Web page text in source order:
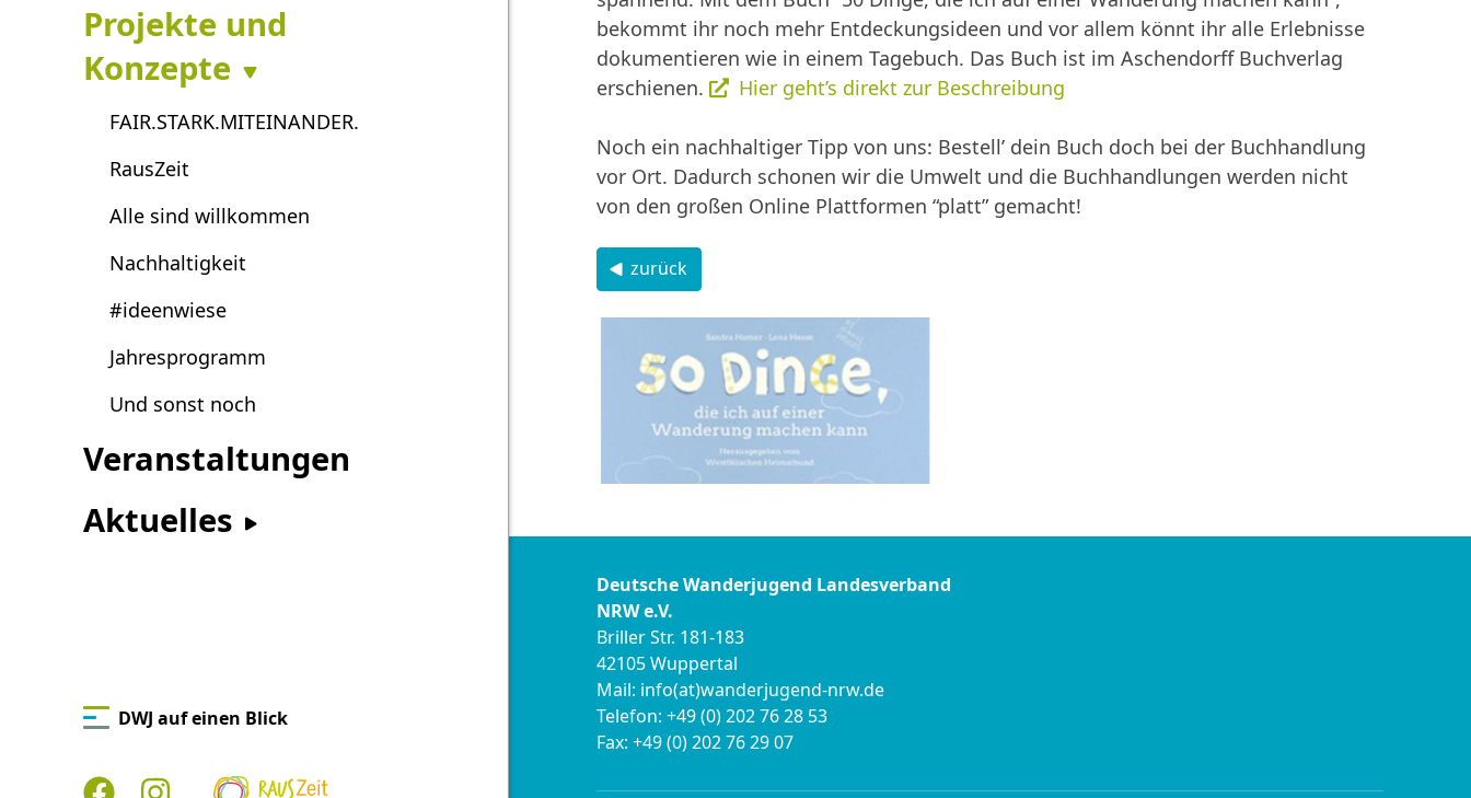
Projekte und
Konzepte
FAIR.STARK.MITEINANDER.
RausZeit
Alle sind willkommen
Nachhaltigkeit
#ideenwiese
Jahresprogramm
Und sonst noch
Veranstaltungen
Aktuelles
DWJ auf einen Blick
bekommt ihr noch mehr Entdeckungsideen und vor allem könnt ihr alle Erlebnisse
dokumentieren wie in einem Tagebuch. Das Buch ist im Aschendorff Buchverlag
erschienen.
Hier geht’s direkt zur Beschreibung
Noch ein nachhaltiger Tipp von uns: Bestell’ dein Buch doch bei der Buchhandlung
vor Ort. Dadurch schonen wir die Umwelt und die Buchhandlungen werden nicht
von den großen Online Plattformen “platt” gemacht!
zurück
Deutsche Wanderjugend Landesverband
NRW e.V.
Briller Str. 181-183
42105 Wuppertal
Mail: info(at)wanderjugend-nrw.de
Telefon: +49 (0) 202 76 28 53
Fax: +49 (0) 202 76 29 07